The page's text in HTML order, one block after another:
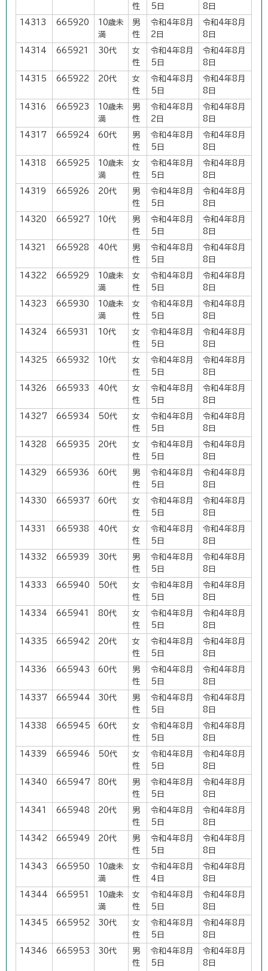
性
5日
8日
14313 665920
10歳未
満
男
性
令和4年8月
2日
令和4年8月
8日
14314 665921 30代
女
性
令和4年8月
5日
令和4年8月
8日
14315 665922 20代
女
性
令和4年8月
5日
令和4年8月
8日
14316 665923
10歳未
満
男
性
令和4年8月
2日
令和4年8月
8日
14317 665924 60代
男
性
令和4年8月
5日
令和4年8月
8日
14318 665925
10歳未
満
女
性
令和4年8月
5日
令和4年8月
8日
14319 665926 20代
男
性
令和4年8月
5日
令和4年8月
8日
14320 665927 10代
男
性
令和4年8月
5日
令和4年8月
8日
14321 665928 40代
男
性
令和4年8月
5日
令和4年8月
8日
14322 665929
10歳未
満
女
性
令和4年8月
5日
令和4年8月
8日
14323 665930
10歳未
満
女
性
令和4年8月
5日
令和4年8月
8日
14324 665931 10代
女
性
令和4年8月
5日
令和4年8月
8日
14325 665932 10代
女
性
令和4年8月
5日
令和4年8月
8日
14326 665933 40代
女
性
令和4年8月
5日
令和4年8月
8日
14327 665934 50代
女
性
令和4年8月
5日
令和4年8月
8日
14328 665935 20代
女
性
令和4年8月
5日
令和4年8月
8日
14329 665936 60代
男
性
令和4年8月
5日
令和4年8月
8日
14330 665937 60代
女
性
令和4年8月
5日
令和4年8月
8日
14331 665938 40代
女
性
令和4年8月
5日
令和4年8月
8日
14332 665939 30代
男
性
令和4年8月
5日
令和4年8月
8日
14333 665940 50代
女
性
令和4年8月
5日
令和4年8月
8日
14334 665941 80代
女
性
令和4年8月
5日
令和4年8月
8日
14335 665942 20代
女
性
令和4年8月
5日
令和4年8月
8日
14336 665943 60代
男
性
令和4年8月
5日
令和4年8月
8日
14337 665944 30代
男
性
令和4年8月
5日
令和4年8月
8日
14338 665945 60代
女
性
令和4年8月
5日
令和4年8月
8日
14339 665946 50代
女
性
令和4年8月
5日
令和4年8月
8日
14340 665947 80代
男
性
令和4年8月
5日
令和4年8月
8日
14341 665948 20代
男
性
令和4年8月
5日
令和4年8月
8日
14342 665949 20代
男
性
令和4年8月
5日
令和4年8月
8日
14343 665950
10歳未
満
女
性
令和4年8月
4日
令和4年8月
8日
14344 665951
10歳未
満
女
性
令和4年8月
5日
令和4年8月
8日
14345 665952 30代
女
性
令和4年8月
5日
令和4年8月
8日
14346 665953 30代
男
性
令和4年8月
5日
令和4年8月
8日